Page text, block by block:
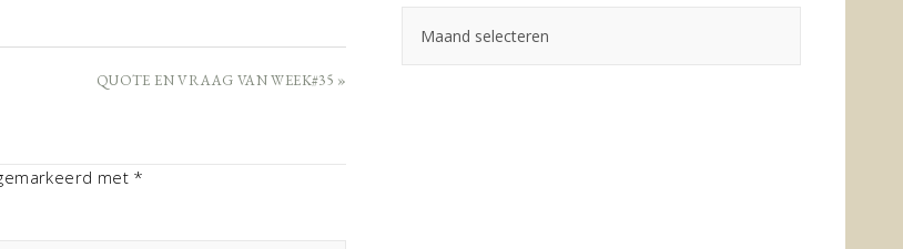
QUOTE EN VRAAG VAN WEEK#35 »
met *
meer